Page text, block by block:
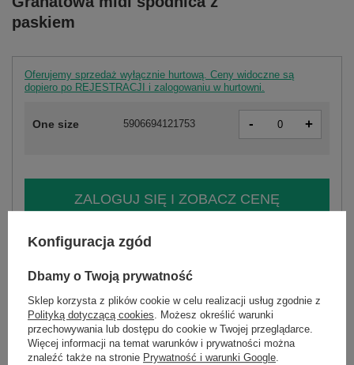
paskiem
Oferujemy sprzedaż wyłącznie hurtową. Ceny widoczne są
dopiero po REJESTRACJI i zalogowaniu w hurtowni.
One size 5906694121753 - +
ZALOGUJ SIĘ I ZOBACZ CENĘ
Masz pytanie? Chętnie pomożemy.
skład materiału : 98% bawełna , 2% elastan
sposób prania : pranie w pralce w 30°C
Kod produktu
IT-SD-97809.09P
Konfiguracja zgód
Dbamy o Twoją prywatność
Sklep korzysta z plików cookie w celu realizacji usług zgodnie z
Polityką dotyczącą cookies. Możesz określić warunki
przechowywania lub dostępu do cookie w Twojej przeglądarce.
Więcej informacji na temat warunków i prywatności można
znaleźć także na stronie Prywatność i warunki Google.